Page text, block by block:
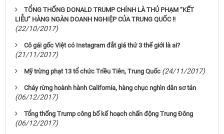
TỔNG THỐNG DONALD TRUMP CHÍNH LÀ THỦ PHẠM “KẾT
LIỄU” HÀNG NGÀN DOANH NGHIỆP CỦA TRUNG QUỐC !!
(22/10/2017)
Cô gái gốc Việt có Instagram đắt giá thứ 3 thế giới là ai?
(21/11/2017)
Mỹ trừng phạt 13 tổ chức Triều Tiên, Trung Quốc (24/11/2017)
Cháy rừng hoành hành California, hàng chục nghìn dân sơ tán
(06/12/2017)
Tổng thống Trump công bố kế hoạch chấn động Trung Đông
(06/12/2017)